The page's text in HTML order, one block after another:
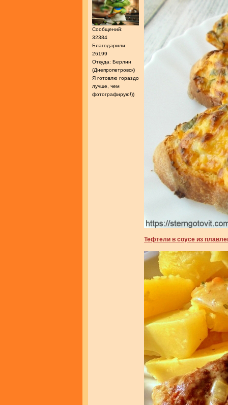
Сообщений:
32384
Благодарили:
26199
Откуда: Берлин
(Днепропетровск)
Я готовлю гораздо
лучше, чем
фотографирую!))
Тефтели в соусе из